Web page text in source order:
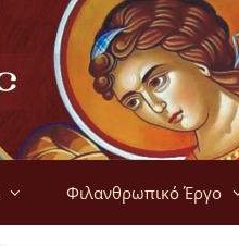
Φιλανθρωπικό Έργο